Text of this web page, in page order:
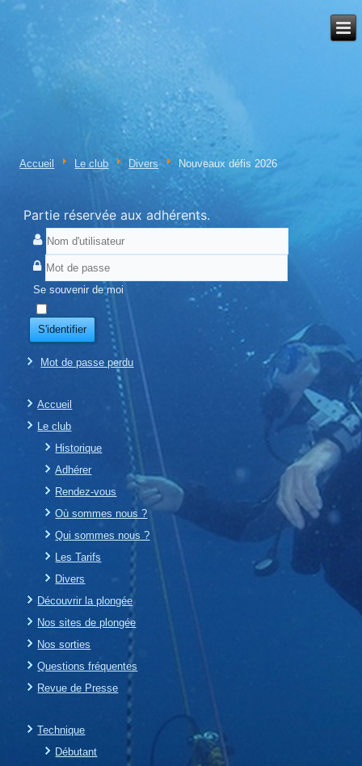
Accueil Le club Divers Nouveaux défis 2026
Partie réservée aux adhérents.
Se souvenir de moi
S'identifier
Mot de passe perdu
Accueil
Le club
Historique
Adhérer
Rendez-vous
Où sommes nous ?
Qui sommes nous ?
Les Tarifs
Divers
Découvrir la plongée
Nos sites de plongée
Nos sorties
Questions fréquentes
Revue de Presse
Technique
Débutant